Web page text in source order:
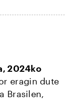
2024ko
eragin dute
Brasilen,